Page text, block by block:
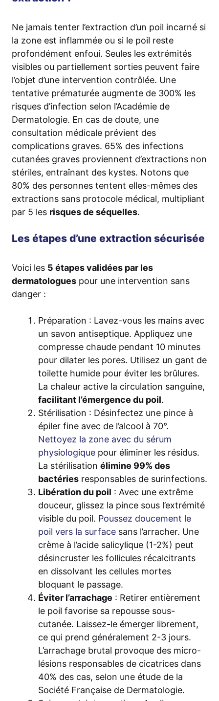
Ne jamais tenter l’extraction d’un poil incarné si
la zone est inflammée ou si le poil reste
profondément enfoui. Seules les extrémités
visibles ou partiellement sorties peuvent faire
l’objet d’une intervention contrôlée. Une
tentative prématurée augmente de 300% les
risques d’infection selon l’Académie de
Dermatologie. En cas de doute, une
consultation médicale prévient des
complications graves. 65% des infections
cutanées graves proviennent d’extractions non
stériles, entraînant des kystes. Notons que
80% des personnes tentent elles-mêmes des
extractions sans protocole médical, multipliant
par 5 les risques de séquelles.
Les étapes d’une extraction sécurisée
Voici les 5 étapes validées par les
dermatologues pour une intervention sans
danger :
Préparation : Lavez-vous les mains avec
un savon antiseptique. Appliquez une
compresse chaude pendant 10 minutes
pour dilater les pores. Utilisez un gant de
toilette humide pour éviter les brûlures.
La chaleur active la circulation sanguine,
facilitant l’émergence du poil.
Stérilisation : Désinfectez une pince à
épiler fine avec de l’alcool à 70°.
Nettoyez la zone avec du sérum
physiologique pour éliminer les résidus.
La stérilisation élimine 99% des
bactéries responsables de surinfections.
Libération du poil : Avec une extrême
douceur, glissez la pince sous l’extrémité
visible du poil. Poussez doucement le
poil vers la surface sans l’arracher. Une
crème à l’acide salicylique (1-2%) peut
désincruster les follicules récalcitrants
en dissolvant les cellules mortes
bloquant le passage.
Éviter l’arrachage : Retirer entièrement
le poil favorise sa repousse sous-
cutanée. Laissez-le émerger librement,
ce qui prend généralement 2-3 jours.
L’arrachage brutal provoque des micro-
lésions responsables de cicatrices dans
40% des cas, selon une étude de la
Société Française de Dermatologie.